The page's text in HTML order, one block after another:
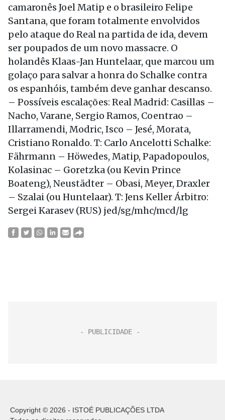
camaronês Joel Matip e o brasileiro Felipe
Santana, que foram totalmente envolvidos
pelo ataque do Real na partida de ida, devem
ser poupados de um novo massacre. O
holandês Klaas-Jan Huntelaar, que marcou um
golaço para salvar a honra do Schalke contra
os espanhóis, também deve ganhar descanso.
– Possíveis escalações: Real Madrid: Casillas –
Nacho, Varane, Sergio Ramos, Coentrao –
Illarramendi, Modric, Isco – Jesé, Morata,
Cristiano Ronaldo. T: Carlo Ancelotti Schalke:
Fährmann – Höwedes, Matip, Papadopoulos,
Kolasinac – Goretzka (ou Kevin Prince
Boateng), Neustädter – Obasi, Meyer, Draxler
– Szalai (ou Huntelaar). T: Jens Keller Árbitro:
Sergei Karasev (RUS) jed/sg/mhc/mcd/lg
Copyright © 2026 - ISTOÉ PUBLICAÇÕES LTDA